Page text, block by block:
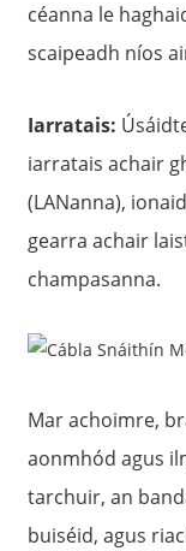
céanna le
scaipeadh níos
Iarratais:
iarratais achair
(LANanna),
gearra achair
champasanna.
Mar achoimre,
aonmhód agus
tarchuir, an
buiséid, agus